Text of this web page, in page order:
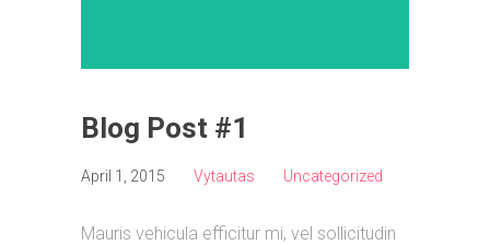
Blog Post #1
April 1, 2015 Vytautas Uncategorized
Mauris vehicula efficitur mi, vel sollicitudin